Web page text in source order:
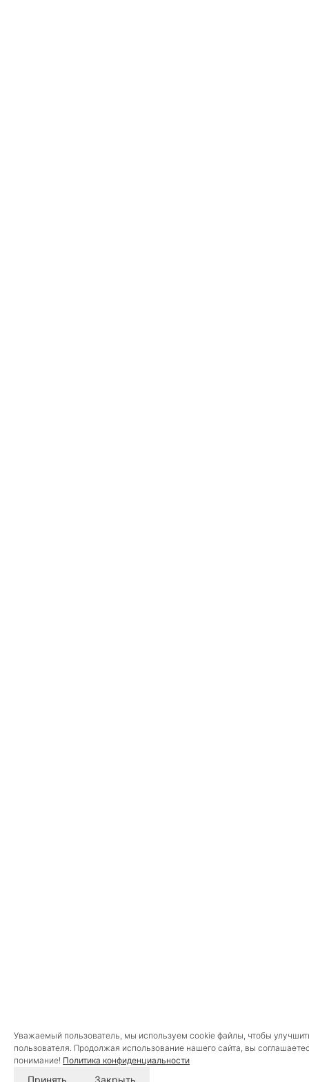
Уважаемый пользователь, мы используем cookie файлы, чтобы
пользователя. Продолжая использование нашего сайта, вы
понимание! Политика конфиденциальности
Принять Закрыть